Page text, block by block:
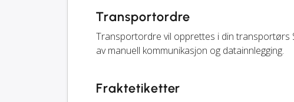
Transportordre
Transportordre vil opprettes i din transportørs
av manuell kommunikasjon og datainnlegging.
Fraktetiketter